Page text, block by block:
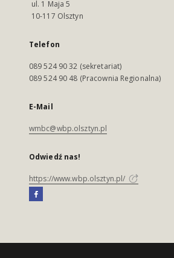
ul. 1 Maja 5
10-117 Olsztyn
Telefon
089 524 90 32 (sekretariat)
089 524 90 48 (Pracownia Regionalna)
E-Mail
wmbc@wbp.olsztyn.pl
Odwiedź nas!
https://www.wbp.olsztyn.pl/